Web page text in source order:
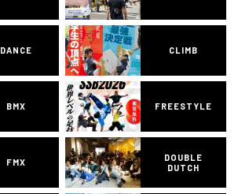
DANCE CLIMB
BMX FREESTYLE
FMX
DOUBLE
DUTCH